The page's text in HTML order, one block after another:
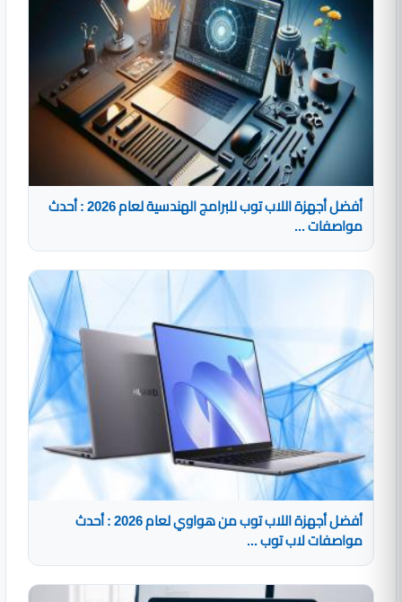
أفضل أجهزة اللاب توب للبرامج الهندسية لعام 2026 : أحدث
مواصفات ...
أفضل أجهزة اللاب توب من هواوي لعام 2026 : أحدث
مواصفات لاب توب ...